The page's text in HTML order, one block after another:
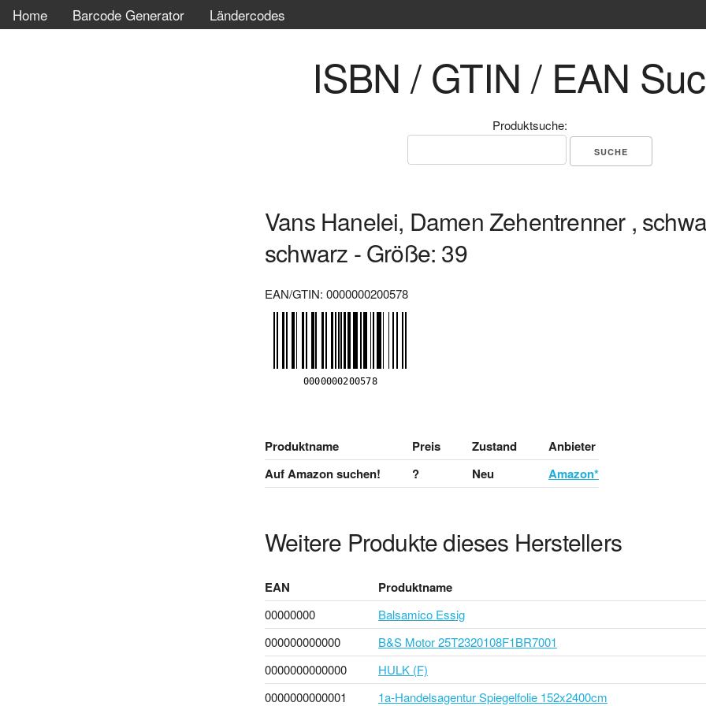
Home Barcode Generator Ländercodes
ISBN / GTIN / EAN
Produktsuche:
Vans Hanelei, Damen Zehentrenner ,
schwarz - Größe: 39
EAN/GTIN: 0000000200578
Produktname Preis Zustand
Anbieter
Auf Amazon suchen!
? Neu Amazon*
Weitere Produkte dieses Herstellers
EAN Produktname
00000000
Balsamico Essig
000000000000
B&S Motor 25T2320108F1BR7001
0000000000000
HULK (F)
0000000000001
1a-Handelsagentur Spiegelfolie 152x2400cm